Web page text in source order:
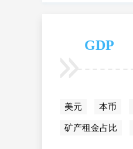
GDP
美元 本币
矿产租金占比